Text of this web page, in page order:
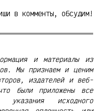
в комменты, обсудим!
и материалы из
Мы признаем и ценим
издателей и веб-
были приложены все
указания исходного